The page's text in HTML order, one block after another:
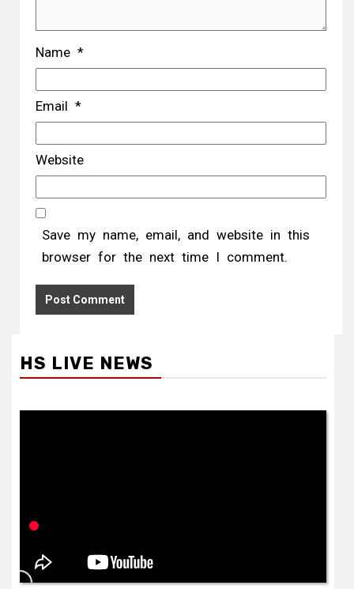
Name *
Email *
Website
Save my name, email, and website in this
browser for the next time I comment.
HS LIVE NEWS